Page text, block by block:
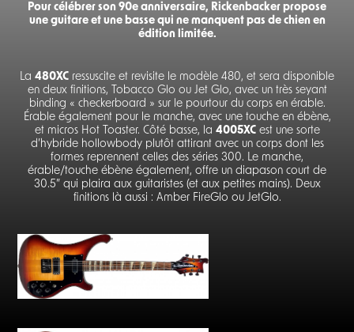
Pour célébrer son 90e anniversaire, Rickenbacker propose
une guitare et une basse qui ne manquent pas de chien en
édition limitée.
La 480XC ressuscite et revisite le modèle 480, et sera disponible
en deux finitions, Tobacco Glo ou Jet Glo, avec un très seyant
binding « checkerboard » sur le pourtour du corps en érable.
Érable également pour le manche, avec une touche en ébène,
et micros Hot Toaster. Côté basse, la 4005XCest une sorte
d’hybride hollowbody plutôt attirant avec un corps dont les
formes reprennent celles des séries 300. Le manche,
érable/touche ébène également, offre un diapason court de
30.5” qui plaira aux guitaristes (et aux petites mains). Deux
finitions là aussi : Amber FireGlo ou JetGlo.